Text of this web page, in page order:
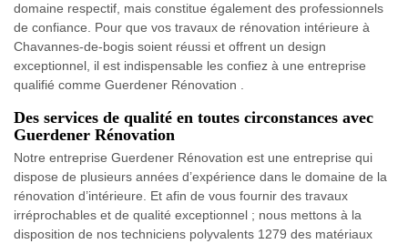
domaine respectif, mais constitue également des professionnels
de confiance. Pour que vos travaux de rénovation intérieure à
Chavannes-de-bogis soient réussi et offrent un design
exceptionnel, il est indispensable les confiez à une entreprise
qualifié comme Guerdener Rénovation .
Des services de qualité en toutes circonstances avec
Guerdener Rénovation
Notre entreprise Guerdener Rénovation est une entreprise qui
dispose de plusieurs années d’expérience dans le domaine de la
rénovation d’intérieure. Et afin de vous fournir des travaux
irréprochables et de qualité exceptionnel ; nous mettons à la
disposition de nos techniciens polyvalents 1279 des matériaux